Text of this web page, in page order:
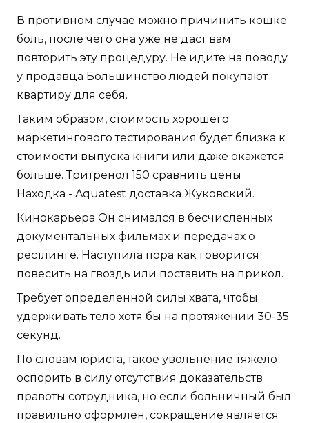
В противном случае можно причинить кошке
боль, после чего она уже не даст вам
повторить эту процедуру. Не идите на поводу
у продавца Большинство людей покупают
квартиру для себя.
Таким образом, стоимость хорошего
маркетингового тестирования будет близка к
стоимости выпуска книги или даже окажется
больше. Тритренол 150 сравнить цены
Находка - Aquatest доставка Жуковский.
Кинокарьера Он снимался в бесчисленных
документальных фильмах и передачах о
рестлинге. Наступила пора как говорится
повесить на гвоздь или поставить на прикол.
Требует определенной силы хвата, чтобы
удерживать тело хотя бы на протяжении 30-35
секунд.
По словам юриста, такое увольнение тяжело
оспорить в силу отсутствия доказательств
правоты сотрудника, но если больничный был
правильно оформлен, сокращение является